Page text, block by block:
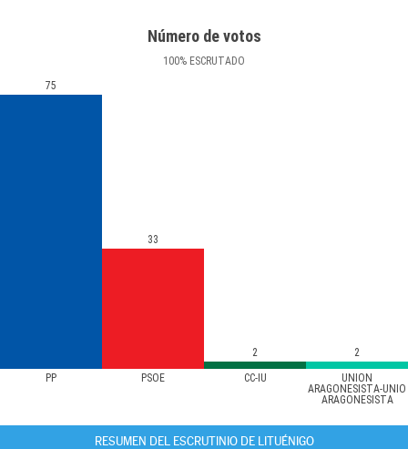
Número de votos
100% ESCRUTADO
PP PSOE CC-IU
UNION
ARAGONESISTA-UNIO
ARAGONESISTA
75
33
2 2
RESUMEN DEL ESCRUTINIO DE LITUÉNIGO